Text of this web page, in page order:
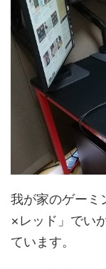
我が家のゲーミ
×レッド」でい
ています。